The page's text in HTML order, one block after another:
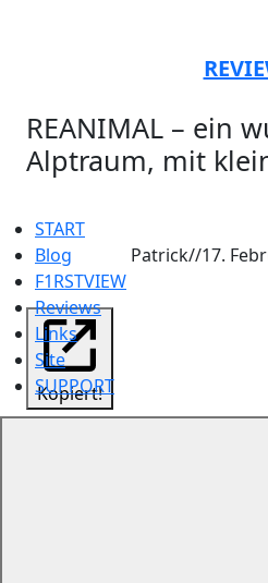
START
Blog
F1RSTVIEW
Reviews
Links
Site
SUPPORT
REANIMAL – ein
Alptraum, mit
Patrick//17.
Kopiert!